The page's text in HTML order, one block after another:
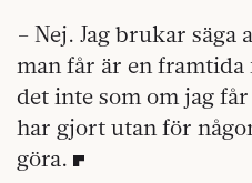
– Nej. Jag brukar
man får är en framtida
det inte som om jag
har gjort utan för
göra.